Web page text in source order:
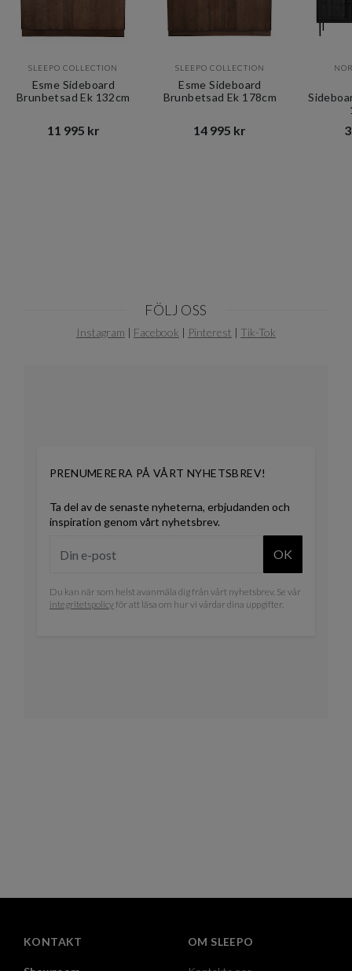
SLEEPO COLLECTION
Esme Sideboard
Brunbetsad Ek 132cm
11 995 kr​​
SLEEPO COLLECTION
Esme Sideboard
Brunbetsad Ek 178cm
14 995 kr​​
FÖLJ OSS
Instagram | Facebook | Pinterest | Tik-Tok
PRENUMERERA PÅ VÅRT NYHETSBREV!
Ta del av de senaste nyheterna, erbjudanden och
inspiration genom vårt nyhetsbrev.
OK
Du kan när som helst avanmäla dig från vårt nyhetsbrev. Se vår
integritetspolicyför att läsa om hur vi vårdar dina uppgifter.
KONTAKT OM SLEEPO